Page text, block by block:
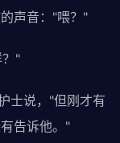
声音："喂？"
"
士说，"但刚才有
告诉他。"